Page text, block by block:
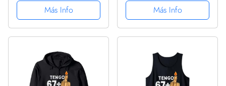
58160_67Más Info
Larga
Más Info